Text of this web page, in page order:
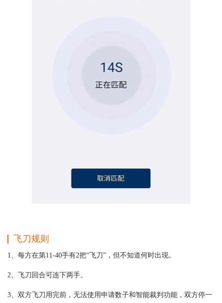
飞刀规则
1、每方在第11-40手有2把“飞刀”，但不知道何时出现。
2、飞刀回合可连下两手。
3、双方飞刀用完前，无法使用申请数子和智能裁判功能，双方停一